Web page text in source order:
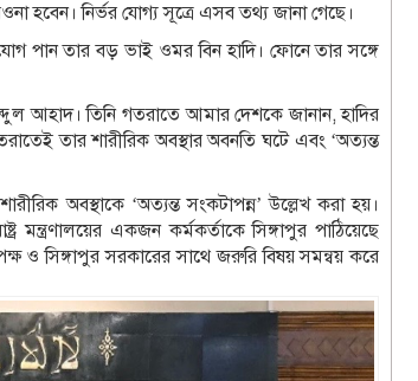
হবেন। নির্ভর যোগ্য সূত্রে এসব তথ্য জানা গেছে।
পান তার বড় ভাই ওমর বিন হাদি। ফোনে তার সঙ্গে
আহাদ। তিনি গতরাতে আমার দেশকে জানান, হাদির
তার শারীরিক অবস্থার অবনতি ঘটে এবং ‘অত্যন্ত
অবস্থাকে ‘অত্যন্ত সংকটাপন্ন’ উল্লেখ করা হয়।
মন্ত্রণালয়ের একজন কর্মকর্তাকে সিঙ্গাপুর পাঠিয়েছে
ও সিঙ্গাপুর সরকারের সাথে জরুরি বিষয় সমন্বয় করে